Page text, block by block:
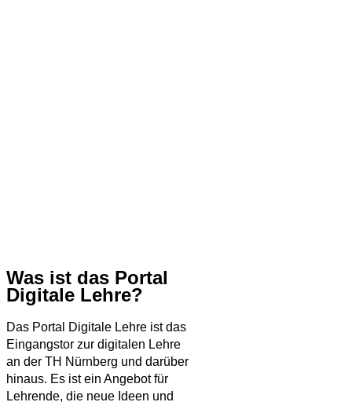
Was ist das Portal
Digitale Lehre?
Das Portal Digitale Lehre ist das
Eingangstor zur digitalen Lehre
an der TH Nürnberg und darüber
hinaus. Es ist ein Angebot für
Lehrende, die neue Ideen und